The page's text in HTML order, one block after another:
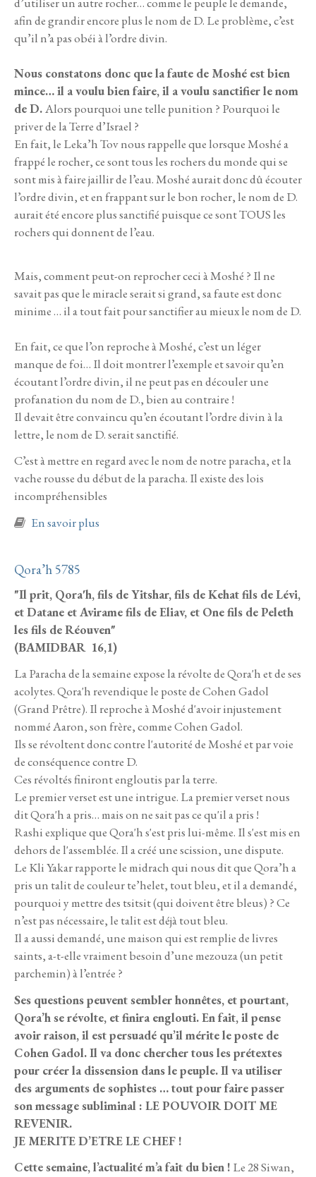
afin de grandir encore plus le nom de D. Le problème, c’est
qu’il n’a pas obéi à l’ordre divin.
Nous constatons donc que la faute de Moshé est bien
mince… il a voulu bien faire, il a voulu sanctifier le nom
de D.Alors pourquoi une telle punition ? Pourquoi le
priver de la Terre d’Israel ?
En fait, le Leka’h Tov nous rappelle que lorsque Moshé a
frappé le rocher, ce sont tous les rochers du monde qui se
sont mis à faire jaillir de l’eau. Moshé aurait donc dû écouter
l’ordre divin, et en frappant sur le bon rocher, le nom de D.
aurait été encore plus sanctifié puisque ce sont TOUS les
rochers qui donnent de l’eau.
Mais, comment peut-on reprocher ceci à Moshé ? Il ne
savait pas que le miracle serait si grand, sa faute est donc
minime … il a tout fait pour sanctifier au mieux le nom de D.
En fait, ce que l’on reproche à Moshé, c’est un léger
manque de foi… Il doit montrer l’exemple et savoir qu’en
écoutant l’ordre divin, il ne peut pas en découler une
profanation du nom de D., bien au contraire !
Il devait être convaincu qu’en écoutant l’ordre divin à la
lettre, le nom de D. serait sanctifié.
C’est à mettre en regard avec le nom de notre paracha, et la
vache rousse du début de la paracha. Il existe des lois
incompréhensibles
En savoir plus
Qora’h 5785
"Il prit, Qora'h, fils de Yitshar, fils de Kehat fils de Lévi,
et Datane et Avirame fils de Eliav, et One fils de Peleth
les fils de Réouven"
(BAMIDBAR 16,1)
La Paracha de la semaine expose la révolte de Qora'h et de ses
acolytes. Qora'h revendique le poste de Cohen Gadol
(Grand Prêtre). Il reproche à Moshé d'avoir injustement
nommé Aaron, son frère, comme Cohen Gadol.
Ils se révoltent donc contre l'autorité de Moshé et par voie
de conséquence contre D.
Ces révoltés finiront engloutis par la terre.
Le premier verset est une intrigue. La premier verset nous
dit Qora'h a pris… mais on ne sait pas ce qu'il a pris !
Rashi explique que Qora'h s'est pris lui-même. Il s'est mis en
dehors de l'assemblée. Il a créé une scission, une dispute.
Le Kli Yakar rapporte le midrach qui nous dit que Qora’h a
pris un talit de couleur te’helet, tout bleu, et il a demandé,
pourquoi y mettre des tsitsit (qui doivent être bleus) ? Ce
n’est pas nécessaire, le talit est déjà tout bleu.
Il a aussi demandé, une maison qui est remplie de livres
saints, a-t-elle vraiment besoin d’une mezouza (un petit
parchemin) à l’entrée ?
Ses questions peuvent sembler honnêtes, et pourtant,
Qora’h se révolte, et finira englouti. En fait, il pense
avoir raison, il est persuadé qu’il mérite le poste de
Cohen Gadol. Il va donc chercher tous les prétextes
pour créer la dissension dans le peuple. Il va utiliser
des arguments de sophistes … tout pour faire passer
son message subliminal : LE POUVOIR DOIT ME
REVENIR.
JE MERITE D’ETRE LE CHEF !
Cette semaine, l’actualité m’a fait du bien ! Le 28 Siwan,